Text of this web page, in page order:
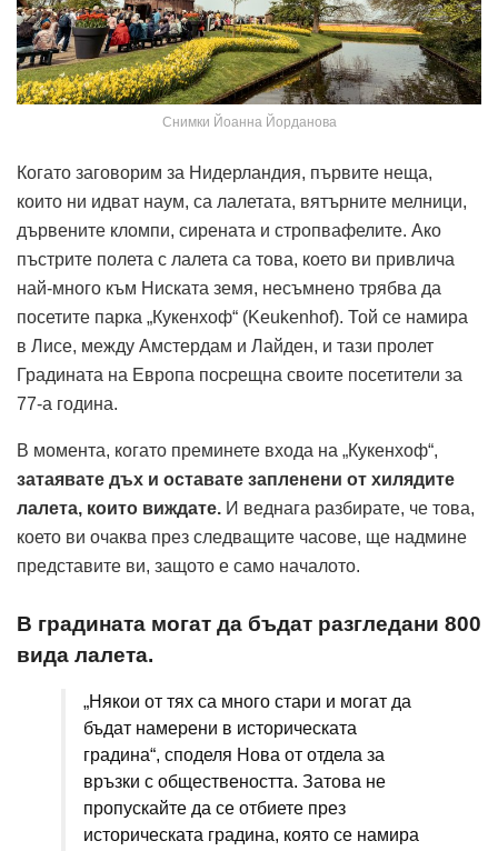
Снимки Йоанна Йорданова
Когато заговорим за Нидерландия, първите неща,
които ни идват наум, са лалетата, вятърните мелници,
дървените кломпи, сирената и стропвафелите. Ако
пъстрите полета с лалета са това, което ви привлича
най-много към Ниската земя, несъмнено трябва да
посетите парка „Кукенхоф“ (Keukenhof). Той се намира
в Лисе, между Амстердам и Лайден, и тази пролет
Градината на Европа посрещна своите посетители за
77-а година.
В момента, когато преминете входа на „Кукенхоф“,
затаявате дъх и оставате запленени от хилядите
лалета, които виждате. И веднага разбирате, че това,
което ви очаква през следващите часове, ще надмине
представите ви, защото е само началото.
В градината могат да бъдат разгледани 800
вида лалета.
„Някои от тях са много стари и могат да
бъдат намерени в историческата
градина“, споделя Нова от отдела за
връзки с обществеността. Затова не
пропускайте да се отбиете през
историческата градина, която се намира